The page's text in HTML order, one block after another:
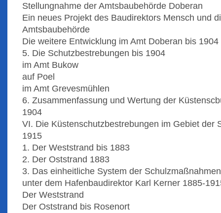
Stellungnahme der Amtsbaubehörde Doberan
Ein neues Projekt des Baudirektors Mensch und
Amtsbaubehörde
Die weitere Entwicklung im Amt Doberan bis 1904
5. Die Schutzbestrebungen bis 1904
im Amt Bukow
auf Poel
im Amt Grevesmühlen
6. Zusammenfassung und Wertung der
1904
VI. Die Küstenschutzbestrebungen im Gebiet der
1915
1. Der Weststrand bis 1883
2. Der Oststrand 1883
3. Das einheitliche System der
unter dem Hafenbaudirektor Karl Kerner 1885-
Der Weststrand
Der Oststrand bis Rosenort